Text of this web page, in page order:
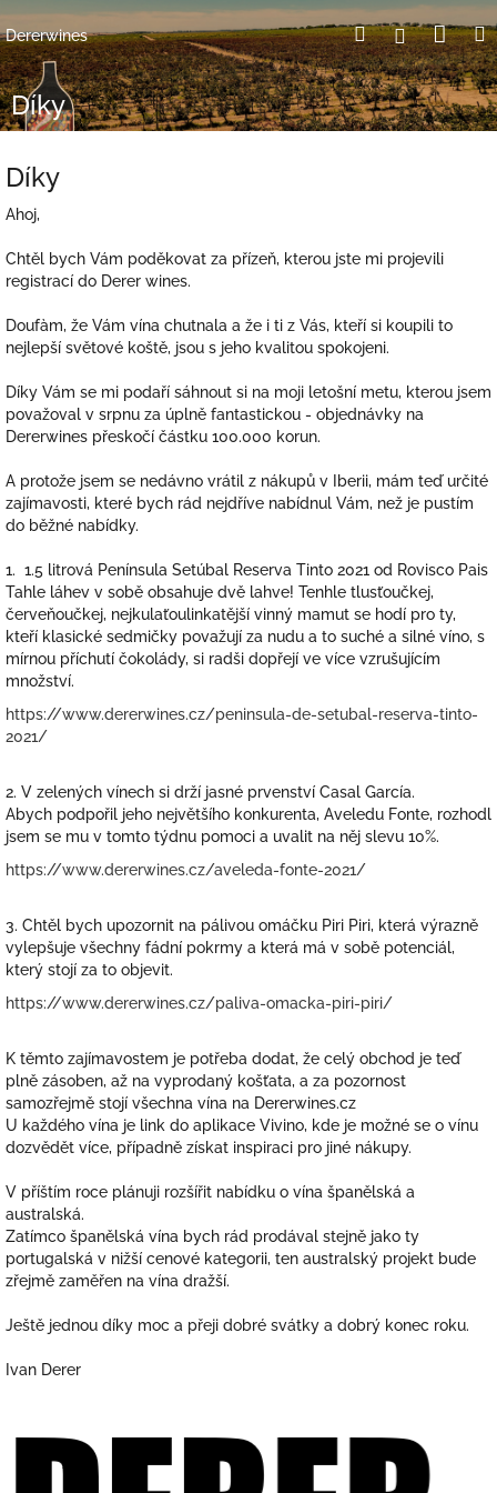
na
obsah
Dererwines HledatPřihlášení
Díky
Díky
Ahoj,
Chtěl bych Vám poděkovat za přízeň, kterou jste mi projevili
registrací do Derer wines.
Doufàm, že Vám vína chutnala a že i ti z Vás, kteří si koupili to
nejlepší světové koště, jsou s jeho kvalitou spokojeni.
Díky Vám se mi podaří sáhnout si na moji letošní metu, kterou jsem
považoval v srpnu za úplně fantastickou - objednávky na
Dererwines přeskočí částku 100.000 korun.
A protože jsem se nedávno vrátil z nákupů v Iberii, mám teď určité
zajímavosti, které bych rád nejdříve nabídnul Vám, než je pustím
do běžné nabídky.
1. 1.5 litrová Península Setúbal Reserva Tinto 2021 od Rovisco Pais
Tahle láhev v sobě obsahuje dvě lahve! Tenhle tlusťoučkej,
červeňoučkej, nejkulaťoulinkatější vinný mamut se hodí pro ty,
kteří klasické sedmičky považují za nudu a to suché a silné víno, s
mírnou příchutí čokolády, si radši dopřejí ve více vzrušujícím
množství.
https://www.dererwines.cz/peninsula-de-setubal-reserva-tinto-
2021/
2. V zelených vínech si drží jasné prvenství Casal García.
Abych podpořil jeho největšího konkurenta, Aveledu Fonte, rozhodl
jsem se mu v tomto týdnu pomoci a uvalit na něj slevu 10%.
https://www.dererwines.cz/aveleda-fonte-2021/
3. Chtěl bych upozornit na pálivou omáčku Piri Piri, která výrazně
vylepšuje všechny fádní pokrmy a která má v sobě potenciál,
který stojí za to objevit.
https://www.dererwines.cz/paliva-omacka-piri-piri/
K těmto zajímavostem je potřeba dodat, že celý obchod je teď
plně zásoben, až na vyprodaný košťata, a za pozornost
samozřejmě stojí všechna vína na Dererwines.cz
U každého vína je link do aplikace Vivino, kde je možné se o vínu
dozvědět více, případně získat inspiraci pro jiné nákupy.
V příštím roce plánuji rozšířit nabídku o vína španělská a
australská.
Zatímco španělská vína bych rád prodával stejně jako ty
portugalská v nižší cenové kategorii, ten australský projekt bude
zřejmě zaměřen na vína dražší.
Ještě jednou díky moc a přeji dobré svátky a dobrý konec roku.
Ivan Derer